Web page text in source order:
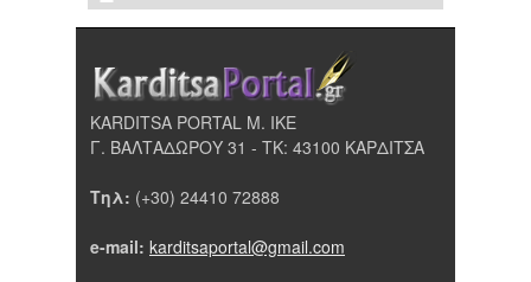
KARDITSA PORTAL Μ. ΙΚΕ
Γ. ΒΑΛΤΑΔΩΡΟΥ 31 - ΤΚ: 43100 ΚΑΡΔΙΤΣΑ
Τηλ: (+30) 24410 72888
e-mail: karditsaportal@gmail.com